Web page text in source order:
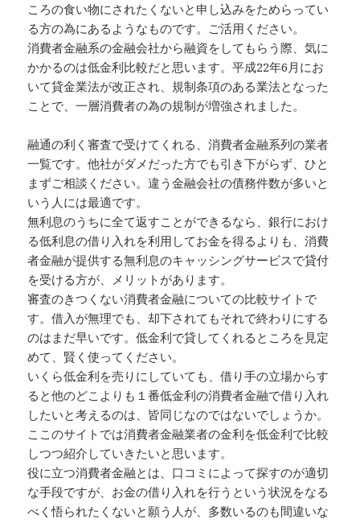
ころの食い物にされたくないと申し込みをためらってい
る方の為にあるようなものです。ご活用ください。
消費者金融系の金融会社から融資をしてもらう際、気に
かかるのは低金利比較だと思います。平成22年6月にお
いて貸金業法が改正され、規制条項のある業法となった
ことで、一層消費者の為の規制が増強されました。
融通の利く審査で受けてくれる、消費者金融系列の業者
一覧です。他社がダメだった方でも引き下がらず、ひと
まずご相談ください。違う金融会社の債務件数が多いと
いう人には最適です。
無利息のうちに全て返すことができるなら、銀行におけ
る低利息の借り入れを利用してお金を得るよりも、消費
者金融が提供する無利息のキャッシングサービスで貸付
を受ける方が、メリットがあります。
審査のきつくない消費者金融についての比較サイトで
す。借入が無理でも、却下されてもそれで終わりにする
のはまだ早いです。低金利で貸してくれるところを見定
めて、賢く使ってください。
いくら低金利を売りにしていても、借り手の立場からす
ると他のどこよりも１番低金利の消費者金融で借り入れ
したいと考えるのは、皆同じなのではないでしょうか。
ここのサイトでは消費者金融業者の金利を低金利で比較
しつつ紹介していきたいと思います。
役に立つ消費者金融とは、口コミによって探すのが適切
な手段ですが、お金の借り入れを行うという状況をなる
べく悟られたくないと願う人が、多数いるのも間違いな